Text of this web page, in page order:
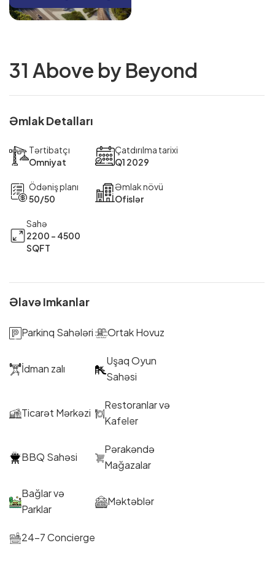
31 Above by Beyond
Əmlak Detalları
Tərtibatçı
Omniyat
Çatdırılma tarixi
Q1 2029
Ödəniş planı
50/50
Əmlak növü
Ofislər
Sahə
2200 - 4500
SQFT
Əlavə Imkanlar
Parkinq Sahələri Ortak Hovuz
İdman zalı
Uşaq Oyun
Sahəsi
Ticarət Mərkəzi
Restoranlar və
Kafeler
BBQ Sahəsi
Pərakəndə
Mağazalar
Bağlar və
Parklar
Məktəblər
24-7 Concierge